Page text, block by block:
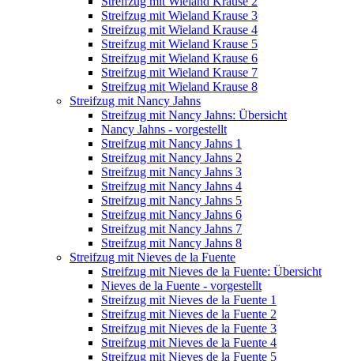
Streifzug mit Wieland Krause 3
Streifzug mit Wieland Krause 4
Streifzug mit Wieland Krause 5
Streifzug mit Wieland Krause 6
Streifzug mit Wieland Krause 7
Streifzug mit Wieland Krause 8
Streifzug mit Nancy Jahns
Streifzug mit Nancy Jahns: Übersicht
Nancy Jahns - vorgestellt
Streifzug mit Nancy Jahns 1
Streifzug mit Nancy Jahns 2
Streifzug mit Nancy Jahns 3
Streifzug mit Nancy Jahns 4
Streifzug mit Nancy Jahns 5
Streifzug mit Nancy Jahns 6
Streifzug mit Nancy Jahns 7
Streifzug mit Nancy Jahns 8
Streifzug mit Nieves de la Fuente
Streifzug mit Nieves de la Fuente: Übersicht
Nieves de la Fuente - vorgestellt
Streifzug mit Nieves de la Fuente 1
Streifzug mit Nieves de la Fuente 2
Streifzug mit Nieves de la Fuente 3
Streifzug mit Nieves de la Fuente 4
Streifzug mit Nieves de la Fuente 5